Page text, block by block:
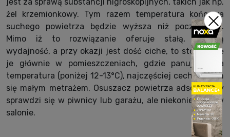
jest za sprawą substancji higroskopijnych, takich jak np.
żel krzemionkowy. Tym razem temperatura końcowa
suchego powietrza będzie wyższa niż początkowa.
Mimo iż to rozwiązanie oferuje stałą, wysoką
wydajność, a przy okazji jest dość ciche, to stosuje się
je głównie w pomieszczeniach, gdzie panuje niska
temperatura (poniżej 12-13°C), najczęściej cechujących
się małym metrażem. Osuszacz powietrza adsorpcyjny
sprawdzi się w piwnicy lub garażu, ale niekoniecznie w
salonie.